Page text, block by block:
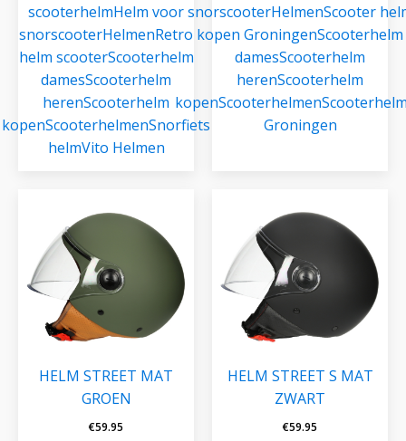
scooterhelmHelm voor
snorscooterHelmenRetro
helm scooterScooterhelm
damesScooterhelm
herenScooterhelm
kopenScooterhelmenSnorfiets
helmVito Helmen
snorscooterHelmenScooter
kopen GroningenScooterhelm
damesScooterhelm
herenScooterhelm
kopenScooterhelmen
Groningen
HELM STREET MAT
GROEN
€59.95
HELM STREET S MAT
ZWART
€59.95